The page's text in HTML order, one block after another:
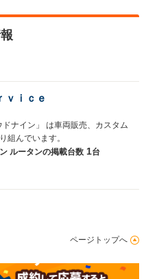
ｉｃｅ
ナイン」 は車両販売、カスタム
組んでいます。
ルータンの掲載台数 1台
ページトップへ